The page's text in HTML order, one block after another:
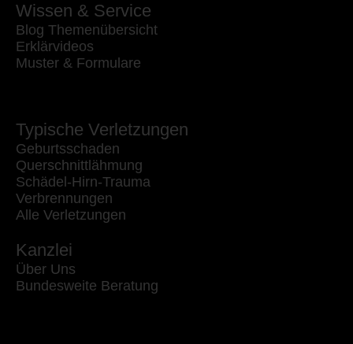
Wissen & Service
Blog Themenübersicht
Erklärvideos
Muster & Formulare
Typische Verletzungen
Geburtsschaden
Querschnittlähmung
Schädel-Hirn-Trauma
Verbrennungen
Alle Verletzungen
Kanzlei
Über Uns
Bundesweite Beratung